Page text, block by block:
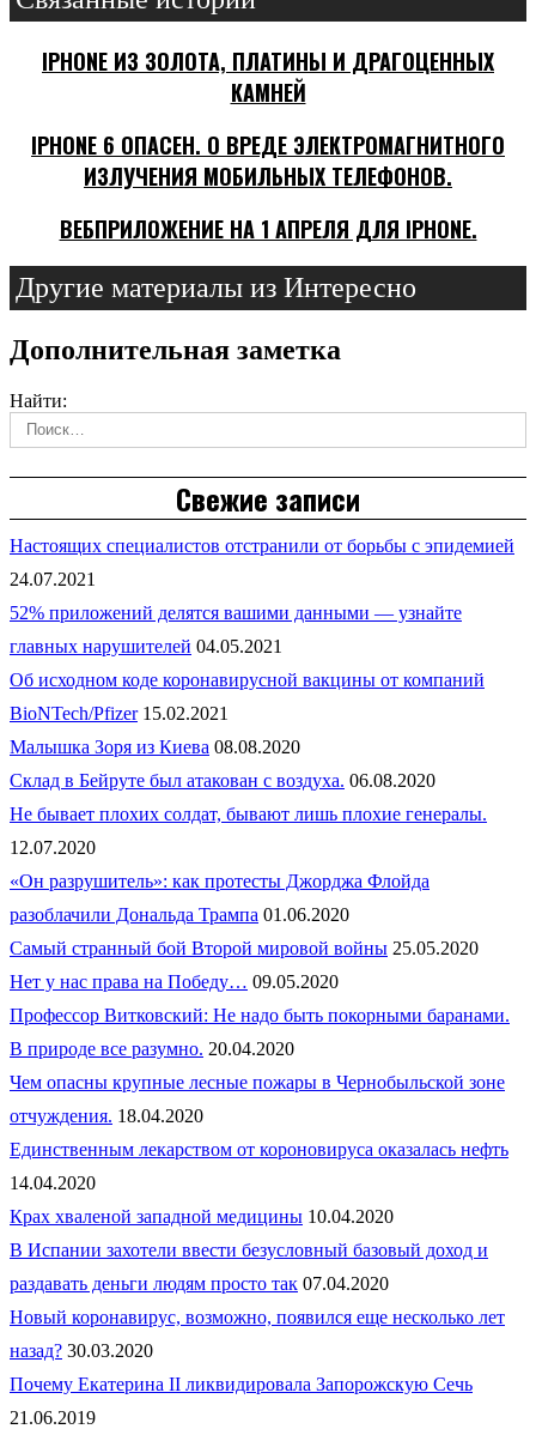
IPHONE ИЗ ЗОЛОТА, ПЛАТИНЫ И ДРАГОЦЕННЫХ
КАМНЕЙ
IPHONE 6 ОПАСЕН. О ВРЕДЕ ЭЛЕКТРОМАГНИТНОГО
ИЗЛУЧЕНИЯ МОБИЛЬНЫХ ТЕЛЕФОНОВ.
ВЕБПРИЛОЖЕНИЕ НА 1 АПРЕЛЯ ДЛЯ IPHONE.
Другие материалы из Интересно
Дополнительная заметка
Найти:
Свежие записи
Настоящих специалистов отстранили от борьбы с эпидемией
24.07.2021
52% приложений делятся вашими данными — узнайте
главных нарушителей 04.05.2021
Об исходном коде коронавирусной вакцины от компаний
BioNTech/Pfizer 15.02.2021
Малышка Зоря из Киева 08.08.2020
Склад в Бейруте был атакован с воздуха. 06.08.2020
Не бывает плохих солдат, бывают лишь плохие генералы.
12.07.2020
«Он разрушитель»: как протесты Джорджа Флойда
разоблачили Дональда Трампа 01.06.2020
Самый странный бой Второй мировой войны 25.05.2020
Нет у нас права на Победу… 09.05.2020
Профессор Витковский: Не надо быть покорными баранами.
В природе все разумно. 20.04.2020
Чем опасны крупные лесные пожары в Чернобыльской зоне
отчуждения. 18.04.2020
Единственным лекарством от короновируса оказалась нефть
14.04.2020
Крах хваленой западной медицины 10.04.2020
В Испании захотели ввести безусловный базовый доход и
раздавать деньги людям просто так 07.04.2020
Новый коронавирус, возможно, появился еще несколько лет
назад? 30.03.2020
Почему Екатерина II ликвидировала Запорожскую Сечь
21.06.2019